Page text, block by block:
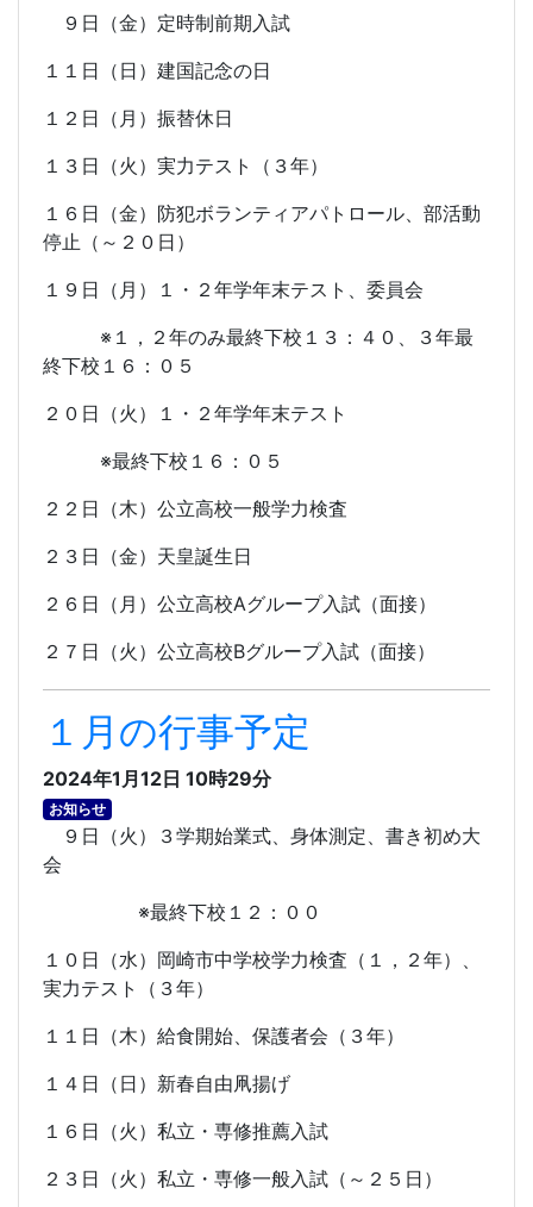
９日（金）定時制前期入試
１１日（日）建国記念の日
１２日（月）振替休日
１３日（火）実力テスト（３年）
１６日（金）防犯ボランティアパトロール、部活動
停止（～２０日）
１９日（月）１・２年学年末テスト、委員会
※１，２年のみ最終下校１３：４０、３年最
終下校１６：０５
２０日（火）１・２年学年末テスト
※最終下校１６：０５
２２日（木）公立高校一般学力検査
２３日（金）天皇誕生日
２６日（月）公立高校Aグループ入試（面接）
２７日（火）公立高校Bグループ入試（面接）
１月の行事予定
2024年1月12日 10時29分
お知らせ
９日（火）３学期始業式、身体測定、書き初め大
会
※最終下校１２：００
１０日（水）岡崎市中学校学力検査（１，２年）、
実力テスト（３年）
１１日（木）給食開始、保護者会（３年）
１４日（日）新春自由凧揚げ
１６日（火）私立・専修推薦入試
２３日（火）私立・専修一般入試（～２５日）